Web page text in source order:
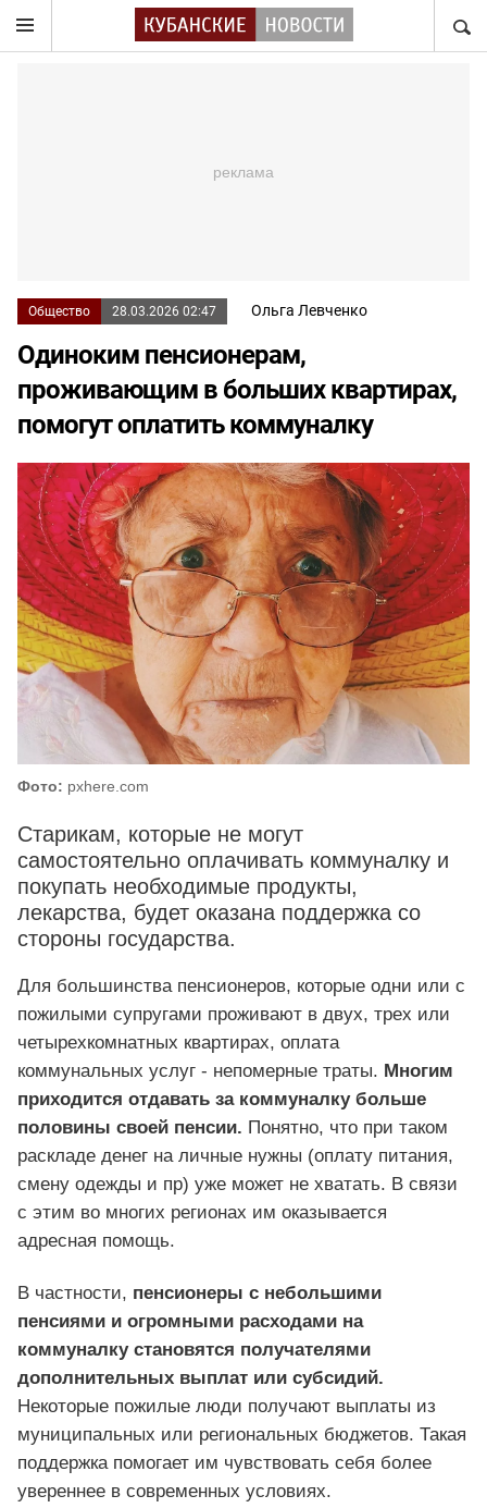
Общество 28.03.2026 02:47 Ольга Левченко
Одиноким пенсионерам,
проживающим в больших квартирах,
помогут оплатить коммуналку
Фото: pxhere.com
Старикам, которые не могут
самостоятельно оплачивать коммуналку и
покупать необходимые продукты,
лекарства, будет оказана поддержка со
стороны государства.
Для большинства пенсионеров, которые одни или с
пожилыми супругами проживают в двух, трех или
четырехкомнатных квартирах, оплата
коммунальных услуг - непомерные траты. Многим
приходится отдавать за коммуналку больше
половины своей пенсии. Понятно, что при таком
раскладе денег на личные нужны (оплату питания,
смену одежды и пр) уже может не хватать. В связи
с этим во многих регионах им оказывается
адресная помощь.
В частности, пенсионеры с небольшими
пенсиями и огромными расходами на
коммуналку становятся получателями
дополнительных выплат или субсидий.
Некоторые пожилые люди получают выплаты из
муниципальных или региональных бюджетов. Такая
поддержка помогает им чувствовать себя более
увереннее в современных условиях.